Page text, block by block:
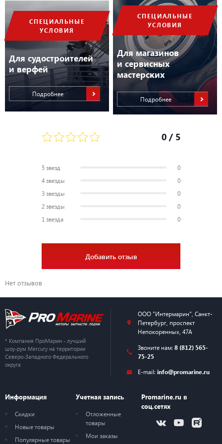
СПЕЦИАЛЬНЫЕ
УСЛОВИЯ
Для судостроителей
и верфей
Подробнее
СПЕЦИАЛЬНЫЕ
УСЛОВИЯ
Для магазинов
и сервисных
мастерских
Подробнее
Условия применения Пресная вода
GPS Совместим
0 / 5
5 звезд
0
4 звезды
0
3 звезды
0
2 звезды
0
1 звезда
0
Добавить отзыв
Нет отзывов
* Компания ПроМарин - лучший
шоу-рум Mercury на территории
Северо-Западного Федерального
округа
ООО "Интермарин" Санкт-
Петербург, проспект
Непокоренных, 47А
Звоните нам: 8 (812) 565-
75-25
E-mail: info@promarine.ru
Информация
Скидки
Новые товары
Популярные товары
Учетная запись
Отложенные
товары
Мои заказы
Promarine.ru в
соц.сетях